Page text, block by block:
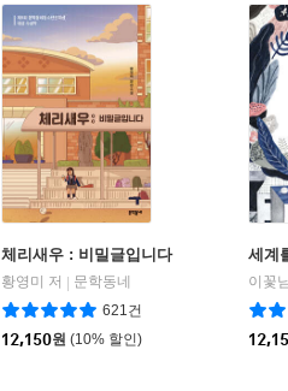
체리새우 : 비밀글입니다
황영미 저
문학동네
621건
12,150원 (10% 할인)
세계
이꽃